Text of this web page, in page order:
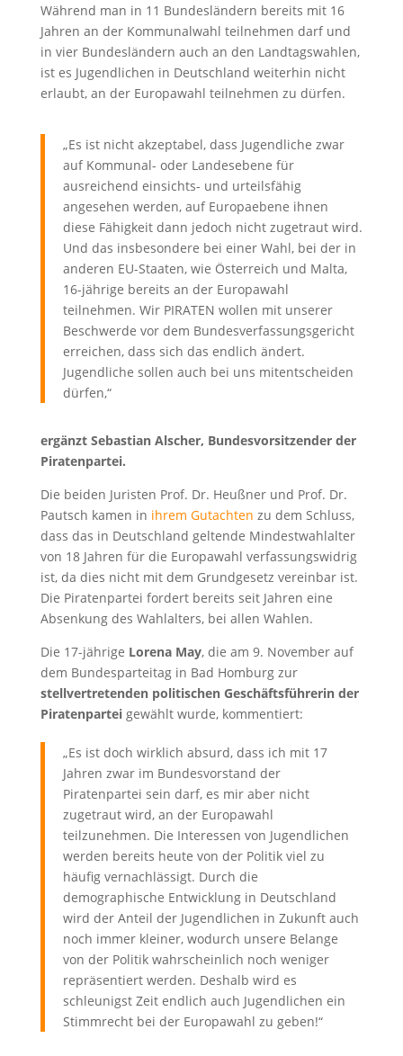
Während man in 11 Bundesländern bereits mit 16
Jahren an der Kommunalwahl teilnehmen darf und
in vier Bundesländern auch an den Landtagswahlen,
ist es Jugendlichen in Deutschland weiterhin nicht
erlaubt, an der Europawahl teilnehmen zu dürfen.
„Es ist nicht akzeptabel, dass Jugendliche zwar
auf Kommunal- oder Landesebene für
ausreichend einsichts- und urteilsfähig
angesehen werden, auf Europaebene ihnen
diese Fähigkeit dann jedoch nicht zugetraut wird.
Und das insbesondere bei einer Wahl, bei der in
anderen EU-Staaten, wie Österreich und Malta,
16-jährige bereits an der Europawahl
teilnehmen. Wir PIRATEN wollen mit unserer
Beschwerde vor dem Bundesverfassungsgericht
erreichen, dass sich das endlich ändert.
Jugendliche sollen auch bei uns mitentscheiden
dürfen,“
ergänzt Sebastian Alscher, Bundesvorsitzender der
Piratenpartei.
Die beiden Juristen Prof. Dr. Heußner und Prof. Dr.
Pautsch kamen in ihrem Gutachten zu dem Schluss,
dass das in Deutschland geltende Mindestwahlalter
von 18 Jahren für die Europawahl verfassungswidrig
ist, da dies nicht mit dem Grundgesetz vereinbar ist.
Die Piratenpartei fordert bereits seit Jahren eine
Absenkung des Wahlalters, bei allen Wahlen.
Die 17-jährige Lorena May, die am 9. November auf
dem Bundesparteitag in Bad Homburg zur
stellvertretenden politischen Geschäftsführerin der
Piratenparteigewählt wurde, kommentiert:
„Es ist doch wirklich absurd, dass ich mit 17
Jahren zwar im Bundesvorstand der
Piratenpartei sein darf, es mir aber nicht
zugetraut wird, an der Europawahl
teilzunehmen. Die Interessen von Jugendlichen
werden bereits heute von der Politik viel zu
häufig vernachlässigt. Durch die
demographische Entwicklung in Deutschland
wird der Anteil der Jugendlichen in Zukunft auch
noch immer kleiner, wodurch unsere Belange
von der Politik wahrscheinlich noch weniger
repräsentiert werden. Deshalb wird es
schleunigst Zeit endlich auch Jugendlichen ein
Stimmrecht bei der Europawahl zu geben!“